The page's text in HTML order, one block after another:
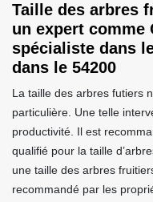
Taille des arbres
un expert comme
spécialiste dans
dans le 54200
La taille des arbres futiers
particulière. Une telle
productivité. Il est
qualifié pour la taille
une taille des arbres
recommandé par les